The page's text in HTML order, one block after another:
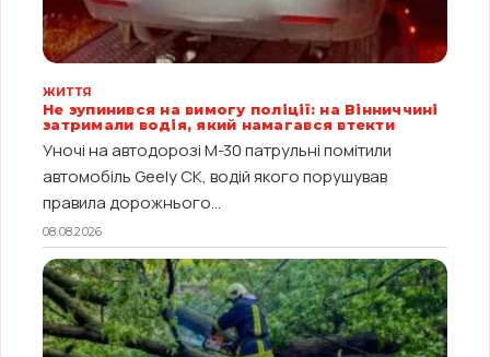
ЖИТТЯ
Не зупинився на вимогу поліції: на Вінниччині
затримали водія, який намагався втекти
Уночі на автодорозі М-30 патрульні помітили
автомобіль Geely CK, водій якого порушував
правила дорожнього...
08.08.2026